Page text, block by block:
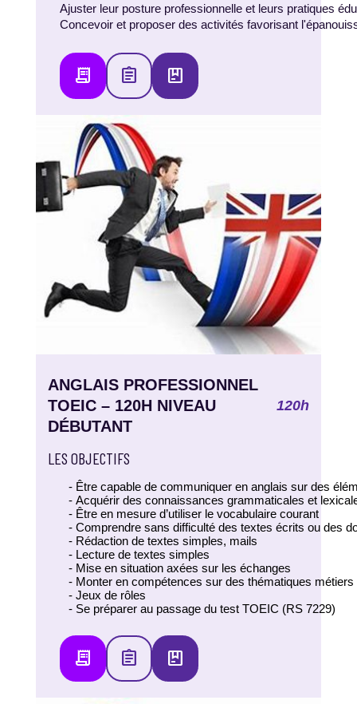
Ajuster leur posture professionnelle et leurs pratiques
Concevoir et proposer des activités favorisant
receipt_long assignment package
ANGLAIS PROFESSIONNEL
TOEIC – 120H NIVEAU
DÉBUTANT
120h
LES OBJECTIFS
Être capable de communiquer en anglais sur des
Acquérir des connaissances grammaticales et
Être en mesure d’utiliser le vocabulaire courant
Comprendre sans difficulté des textes écrits ou des
Rédaction de textes simples, mails
Lecture de textes simples
Mise en situation axées sur les échanges
Monter en compétences sur des thématiques métiers
Jeux de rôles
Se préparer au passage du test TOEIC (RS 7229)
receipt_long assignment package